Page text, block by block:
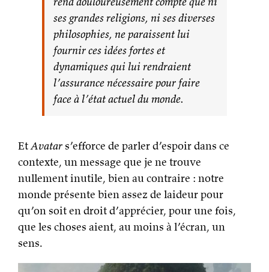
ses grandes religions, ni ses diverses
philosophies, ne paraissent lui
fournir ces idées fortes et
dynamiques qui lui rendraient
l’assurance nécessaire pour faire
face à l’état actuel du monde.
EtAvatar s’efforce de parler d’espoir dans ce
contexte, un message que je ne trouve
nullement inutile, bien au contraire : notre
monde présente bien assez de laideur pour
qu’on soit en droit d’apprécier, pour une fois,
que les choses aient, au moins à l’écran, un
sens.